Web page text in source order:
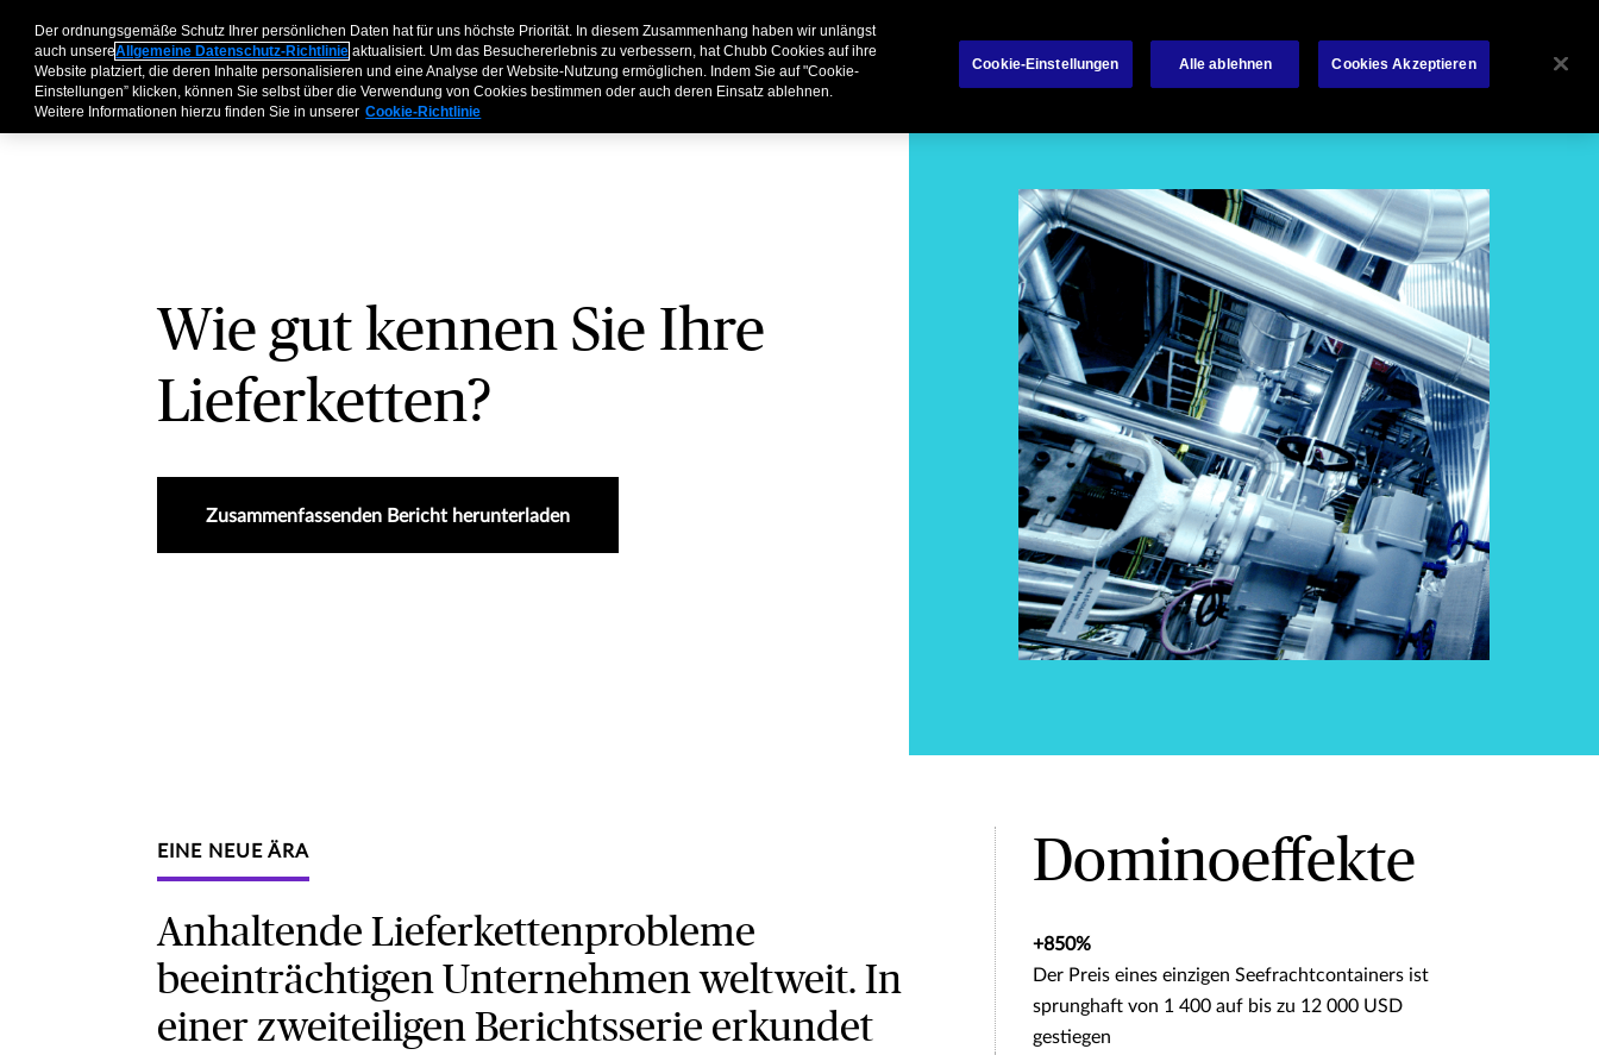
GeschäftskundenPrivatkundenGeschäftspartnerBroker Über ChubbNewsKontakt Français
Wie gut kennen Sie Ihre
Lieferketten?
Zusammenfassenden Bericht herunterladen
EINE NEUE ÄRA
Anhaltende Lieferkettenprobleme
beeinträchtigen Unternehmen weltweit. In
einer zweiteiligen Berichtsserie erkundet
Dominoeffekte
+850%
Der Preis eines einzigen Seefrachtcontainers ist
sprunghaft von 1 400 auf bis zu 12 000 USD
gestiegen
Der ordnungsgemäße Schutz Ihrer persönlichen Daten hat für uns höchste Priorität. In diesem Zusammenhang haben wir unlängst
auch unsereAllgemeine Datenschutz-Richtlinie aktualisiert. Um das Besuchererlebnis zu verbessern, hat Chubb Cookies auf ihre
Website platziert, die deren Inhalte personalisieren und eine Analyse der Website-Nutzung ermöglichen. Indem Sie auf "Cookie-
Einstellungen” klicken, können Sie selbst über die Verwendung von Cookies bestimmen oder auch deren Einsatz ablehnen.
Weitere Informationen hierzu finden Sie in unserer Cookie-Richtlinie
Cookie-Einstellungen Alle ablehnen Cookies Akzeptieren